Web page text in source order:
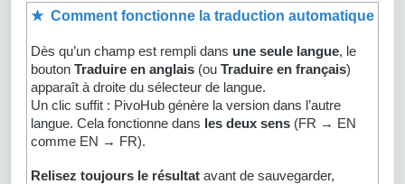
★ Comment fonctionne la traduction automatique
Dès qu’un champ est rempli dans une seule langue, le
bouton Traduire en anglais (ou Traduire en français)
apparaît à droite du sélecteur de langue.
Un clic suffit : PivoHub génère la version dans l’autre
langue. Cela fonctionne dans les deux sens (FR → EN
comme EN → FR).
Relisez toujours le résultat avant de sauvegarder,